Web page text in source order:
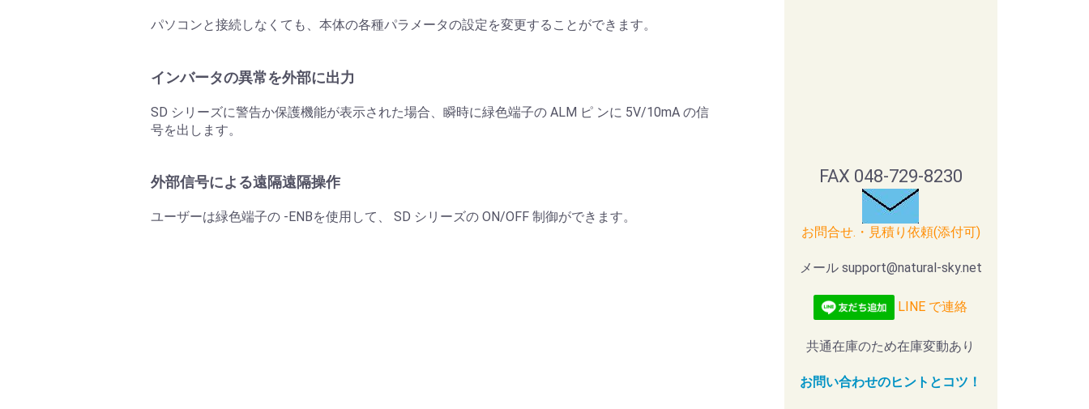
パソコンと接続しなくても、本体の各種パラメータの設定を変更することができます。
インバータの異常を外部に出力
SD シリーズに警告か保護機能が表示された場合、瞬時に緑色端子の ALM ピ ンに 5V/10mA の信
号を出します。
外部信号による遠隔遠隔操作
ユーザーは緑色端子の -ENBを使用して、 SD シリーズの ON/OFF 制御ができます。
FAX 048-729-8230
お問合せ.・見積り依頼(添付可)
メール support@natural-sky.net
LINE で連絡
共通在庫のため在庫変動あり
お問い合わせのヒントとコツ！